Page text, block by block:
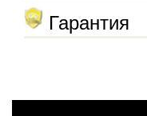
Гарантия